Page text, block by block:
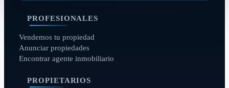
PROFESIONALES
Vendemos tu propiedad
Anunciar propiedades
Encontrar agente inmobiliario
PROPIETARIOS